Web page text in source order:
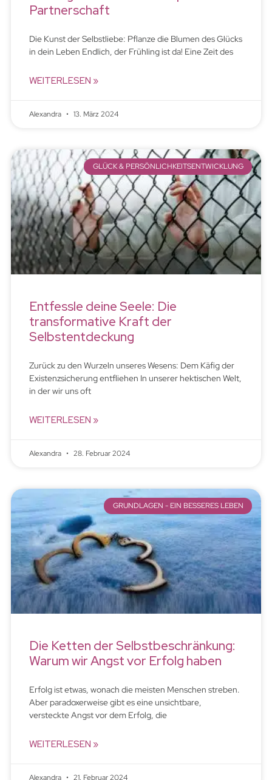
Partnerschaft
Die Kunst der Selbstliebe: Pflanze die Blumen des Glücks
in dein Leben Endlich, der Frühling ist da! Eine Zeit des
WEITERLESEN »
Alexandra 13. März 2024
GLÜCK & PERSÖNLICHKEITSENTWICKLUNG
Entfessle deine Seele: Die
transformative Kraft der
Selbstentdeckung
Zurück zu den Wurzeln unseres Wesens: Dem Käfig der
Existenzsicherung entfliehen In unserer hektischen Welt,
in der wir uns oft
WEITERLESEN »
Alexandra 28. Februar 2024
GRUNDLAGEN - EIN BESSERES LEBEN
Die Ketten der Selbstbeschränkung:
Warum wir Angst vor Erfolg haben
Erfolg ist etwas, wonach die meisten Menschen streben.
Aber paradoxerweise gibt es eine unsichtbare,
versteckte Angst vor dem Erfolg, die
WEITERLESEN »
Alexandra 21. Februar 2024